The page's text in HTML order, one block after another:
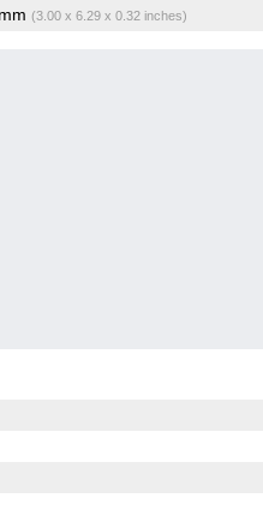
(3.00 x 6.29 x 0.32 inches)